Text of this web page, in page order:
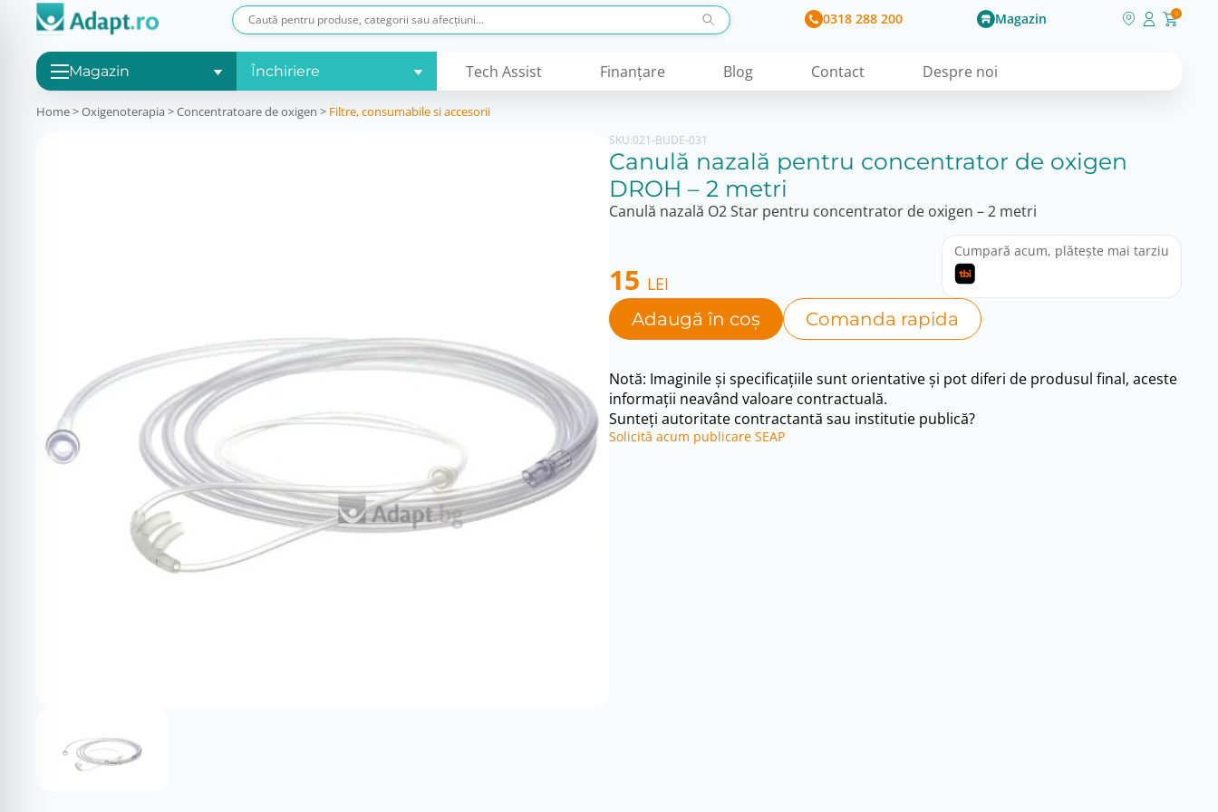
0318 288 200 Magazin 0
Magazin Închiriere Tech Assist Finanţare Blog Contact Despre noi
Home>Oxigenoterapia >Concentratoare de oxigen > Filtre, consumabile si accesorii
SKU:021-BUDE-031
Canulă nazală pentru concentrator de oxigen
DROH – 2 metri
Canulă nazală O2 Star pentru concentrator de oxigen – 2 metri
15 LEI
Cumpară acum, plătește mai tarziu
Adaugă în coș Comanda rapida
Notă: Imaginile și specificațiile sunt orientative și pot diferi de produsul final, aceste
informații neavând valoare contractuală.
Sunteți autoritate contractantă sau institutie publică?
Solicită acum publicare SEAP